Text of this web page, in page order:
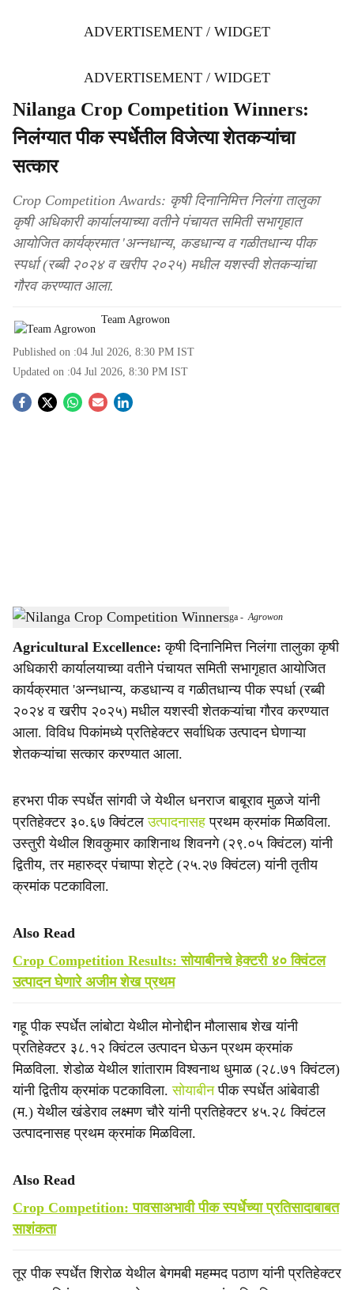
ADVERTISEMENT / WIDGET
ADVERTISEMENT / WIDGET
Nilanga Crop Competition Winners:
निलंग्यात पीक स्पर्धेतील विजेत्या शेतकऱ्यांचा
सत्कार
Crop Competition Awards: कृषी दिनानिमित्त निलंगा तालुका
कृषी अधिकारी कार्यालयाच्या वतीने पंचायत समिती सभागृहात
आयोजित कार्यक्रमात 'अन्नधान्य, कडधान्य व गळीतधान्य पीक
स्पर्धा (रब्बी २०२४ व खरीप २०२५) मधील यशस्वी शेतकऱ्यांचा
गौरव करण्यात आला.
Team Agrowon
Published on :04 Jul 2026, 8:30 PM IST
Updated on :04 Jul 2026, 8:30 PM IST
S
a
r
e
Winning Farmers Honoured at Crop Competition in Nilanga -Agrowon
Agricultural Excellence: कृषी दिनानिमित्त निलंगा तालुका कृषी
अधिकारी कार्यालयाच्या वतीने पंचायत समिती सभागृहात आयोजित
कार्यक्रमात 'अन्नधान्य, कडधान्य व गळीतधान्य पीक स्पर्धा (रब्बी
२०२४ व खरीप २०२५) मधील यशस्वी शेतकऱ्यांचा गौरव करण्यात
आला. विविध पिकांमध्ये प्रतिहेक्टर सर्वाधिक उत्पादन घेणाऱ्या
शेतकऱ्यांचा सत्कार करण्यात आला.
हरभरा पीक स्पर्धेत सांगवी जे येथील धनराज बाबूराव मुळजे यांनी
प्रतिहेक्टर ३०.६७ क्विंटलउत्पादनासहप्रथम क्रमांक मिळविला.
उस्तुरी येथील शिवकुमार काशिनाथ शिवनगे (२९.०५ क्विंटल) यांनी
द्वितीय, तर महारुद्र पंचाप्पा शेट्टे (२५.२७ क्विंटल) यांनी तृतीय
क्रमांक पटकाविला.
Also Read
Crop Competition Results: सोयाबीनचे हेक्टरी ४० क्विंटल
उत्पादन घेणारे अजीम शेख प्रथम
गहू पीक स्पर्धेत लांबोटा येथील मोनोद्दीन मौलासाब शेख यांनी
प्रतिहेक्टर ३८.१२ क्विंटल उत्पादन घेऊन प्रथम क्रमांक
मिळविला. शेडोळ येथील शांताराम विश्वनाथ धुमाळ (२८.७१ क्विंटल)
यांनी द्वितीय क्रमांक पटकाविला.सोयाबीनपीक स्पर्धेत आंबेवाडी
(म.) येथील खंडेराव लक्ष्मण चौरे यांनी प्रतिहेक्टर ४५.२८ क्विंटल
उत्पादनासह प्रथम क्रमांक मिळविला.
Also Read
Crop Competition: पावसाअभावी पीक स्पर्धेच्या प्रतिसादाबाबत
साशंकता
तूर पीक स्पर्धेत शिरोळ येथील बेगमबी महम्मद पठाण यांनी प्रतिहेक्टर